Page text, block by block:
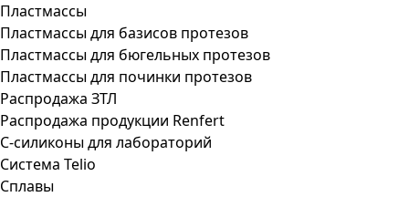
Пластмассы
Пластмассы для базисов протезов
Пластмассы для бюгельных протезов
Пластмассы для починки протезов
Распродажа ЗТЛ
Распродажа продукции Renfert
С-силиконы для лабораторий
Система Telio
Сплавы